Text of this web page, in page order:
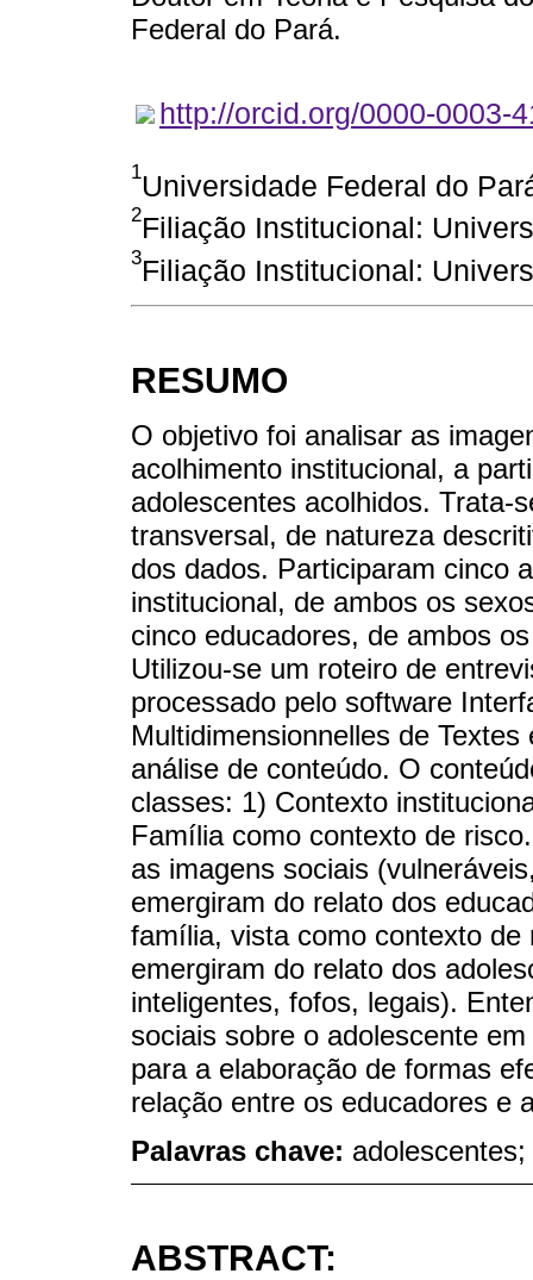
Federal do Pará.
http://orcid.org/0000-0003-
1Universidade Federal do
2Filiação Institucional:
3Filiação Institucional:
RESUMO
O objetivo foi analisar as
acolhimento institucional, a
adolescentes acolhidos. Trata-
transversal, de natureza
dos dados. Participaram cinco
institucional, de ambos os
cinco educadores, de ambos
Utilizou-se um roteiro de
processado pelo software
Multidimensionnelles de
análise de conteúdo. O
classes: 1) Contexto
Família como contexto de
as imagens sociais
emergiram do relato dos
família, vista como contexto
emergiram do relato dos
inteligentes, fofos, legais).
sociais sobre o adolescente
para a elaboração de formas
relação entre os educadores e
Palavras chave:
ABSTRACT: